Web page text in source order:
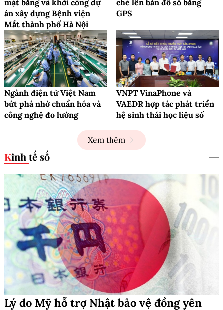
mặt bằng và khởi công dự
án xây dựng Bệnh viện
Mắt thành phố Hà Nội
chè lên bản đồ số bằng
GPS
Ngành điện tử Việt Nam
bứt phá nhờ chuẩn hóa và
công nghệ đo lường
VNPT VinaPhone và
VAEDR hợp tác phát triển
hệ sinh thái học liệu số
Xem thêm
Kinh tế số
Lý do Mỹ hỗ trợ Nhật bảo vệ đồng yên